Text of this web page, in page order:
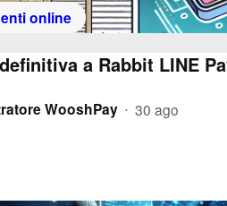
online
a Rabbit LINE
WooshPay • 30 ago